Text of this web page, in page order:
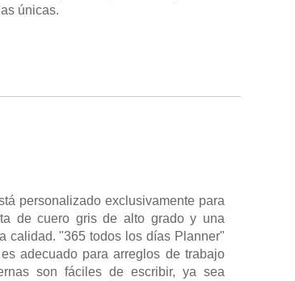
únicas.
personalizado exclusivamente para
de cuero gris de alto grado y una
calidad. "365 todos los días Planner"
adecuado para arreglos de trabajo
son fáciles de escribir, ya sea